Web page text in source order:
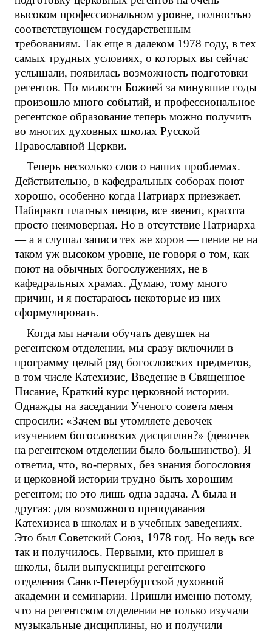
высоком профессиональном уровне, полностью
соответствующем государственным
требованиям. Так еще в далеком 1978 году, в тех
самых трудных условиях, о которых вы сейчас
услышали, появилась возможность подготовки
регентов. По милости Божией за минувшие годы
произошло много событий, и профессиональное
регентское образование теперь можно получить
во многих духовных школах Русской
Православной Церкви.
Теперь несколько слов о наших проблемах.
Действительно, в кафедральных соборах поют
хорошо, особенно когда Патриарх приезжает.
Набирают платных певцов, все звенит, красота
просто неимоверная. Но в отсутствие Патриарха
— а я слушал записи тех же хоров — пение не на
таком уж высоком уровне, не говоря о том, как
поют на обычных богослужениях, не в
кафедральных храмах. Думаю, тому много
причин, и я постараюсь некоторые из них
сформулировать.
Когда мы начали обучать девушек на
регентском отделении, мы сразу включили в
программу целый ряд богословских предметов,
в том числе Катехизис, Введение в Священное
Писание, Краткий курс церковной истории.
Однажды на заседании Ученого совета меня
спросили: «Зачем вы утомляете девочек
изучением богословских дисциплин?» (девочек
на регентском отделении было большинство). Я
ответил, что, во-первых, без знания богословия
и церковной истории трудно быть хорошим
регентом; но это лишь одна задача. А была и
другая: для возможного преподавания
Катехизиса в школах и в учебных заведениях.
Это был Советский Союз, 1978 год. Но ведь все
так и получилось. Первыми, кто пришел в
школы, были выпускницы регентского
отделения Санкт-Петербургской духовной
академии и семинарии. Пришли именно потому,
что на регентском отделении не только изучали
музыкальные дисциплины, но и получили